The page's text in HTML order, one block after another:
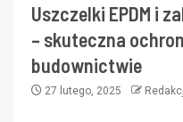
Uszczelki EPDM i
– skuteczna
budownictwie
27 lutego, 2025